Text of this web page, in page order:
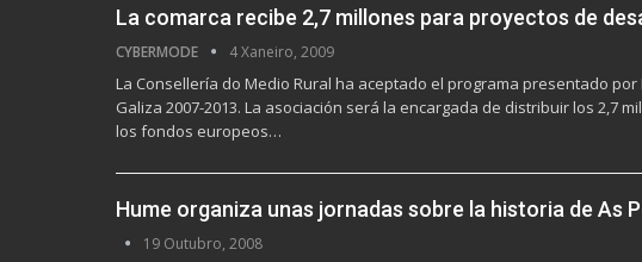
La comarca recibe 2,7 millones para proyectos de
CYBERMODE 4 Xaneiro, 2009
La Consellería do Medio Rural ha aceptado el programa presentado
Galiza 2007-2013. La asociación será la encargada de distribuir los 2,7
los fondos europeos…
Hume organiza unas jornadas sobre la historia de As
19 Outubro, 2008